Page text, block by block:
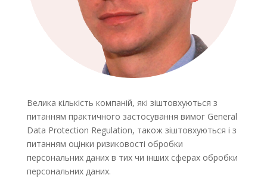
Велика кількість компаній, які зіштовхуються з
питанням практичного застосування вимог General
Data Protection Regulation, також зіштовхуються і з
питанням оцінки ризиковості обробки
персональних даних в тих чи інших сферах обробки
персональних даних.